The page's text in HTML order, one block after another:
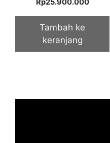
out of 5
Rp25.900.000
Tambah ke
keranjang